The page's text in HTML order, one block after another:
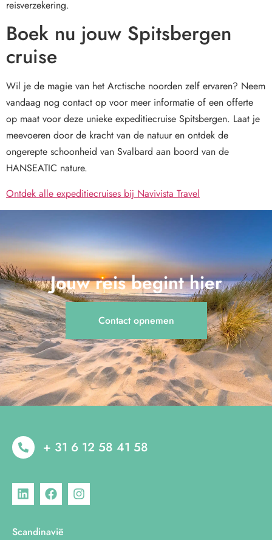
reisverzekering.
Boek nu jouw Spitsbergen
cruise
Wil je de magie van het Arctische noorden zelf ervaren? Neem
vandaag nog contact op voor meer informatie of een offerte
op maat voor deze unieke expeditiecruise Spitsbergen. Laat je
meevoeren door de kracht van de natuur en ontdek de
ongerepte schoonheid van Svalbard aan boord van de
HANSEATIC nature.
Ontdek alle expeditiecruises bij Navivista Travel
Jouw reis begint hier
Contact opnemen
+ 31 6 12 58 41 58
Scandinavië